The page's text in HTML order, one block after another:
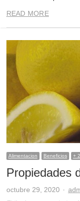
READ MORE
Alimentacion Beneficios +
Propiedades
octubre 29, 2020